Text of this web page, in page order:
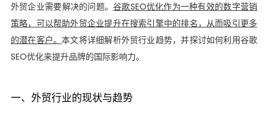
外贸企业需要解决的问题。谷歌SEO优化作为一种有效的数字营销
策略，可以帮助外贸企业提升在搜索引擎中的排名，从而吸引更多
的潜在客户。本文将详细解析外贸行业趋势，并探讨如何利用谷歌
SEO优化来提升品牌的国际影响力。
一、外贸行业的现状与趋势